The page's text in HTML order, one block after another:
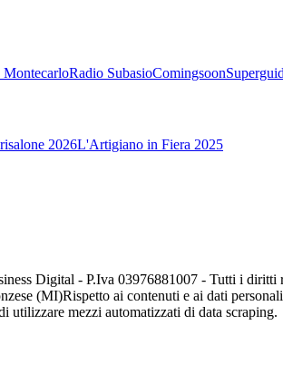
MontecarloRadio SubasioComingsoon
2026L'Artigiano in Fiera 2025
Digital - P.Iva 03976881007 - Tutti i diritti
(MI)Rispetto ai contenuti e ai dati
utilizzare mezzi automatizzati di data scraping.